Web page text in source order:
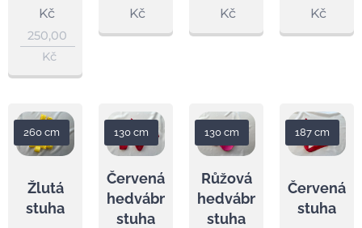
Kč
250,00
Kč
Kč
Kč
Kč
Žlutá
stuha
260 cm
Červená
hedvábná
stuha
130 cm
Růžová
hedvábná
stuha
130 cm
Červená
stuha
187 cm